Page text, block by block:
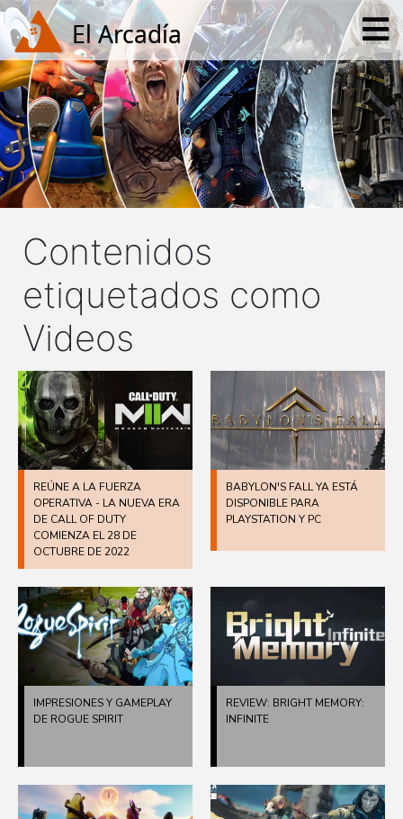
Contenidos
etiquetados como
Videos
REÚNE A LA FUERZA
OPERATIVA - LA NUEVA ERA
DE CALL OF DUTY
COMIENZA EL 28 DE
OCTUBRE DE 2022
BABYLON'S FALL YA ESTÁ
DISPONIBLE PARA
PLAYSTATION Y PC
IMPRESIONES Y GAMEPLAY
DE ROGUE SPIRIT
REVIEW: BRIGHT MEMORY:
INFINITE